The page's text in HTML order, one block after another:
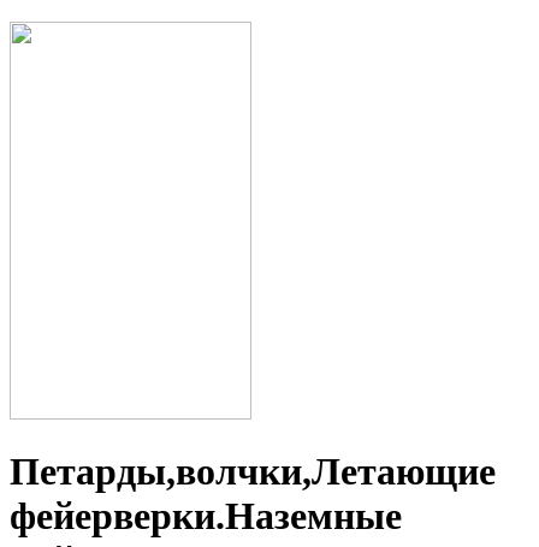
Петарды,волчки,Летающие
фейерверки.Наземные